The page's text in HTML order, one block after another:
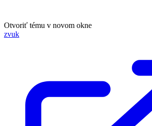
Otvoriť tému v novom okne
zvuk